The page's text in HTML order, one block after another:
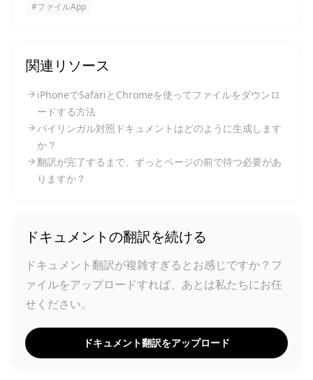
#ファイルApp
関連リソース
iPhoneでSafariとChromeを使ってファイルをダウンロ
ードする方法
バイリンガル対照ドキュメントはどのように生成します
か？
翻訳が完了するまで、ずっとページの前で待つ必要があ
りますか？
ドキュメントの翻訳を続ける
ドキュメント翻訳が複雑すぎるとお感じですか？フ
ァイルをアップロードすれば、あとは私たちにお任
せください。
ドキュメント翻訳をアップロード